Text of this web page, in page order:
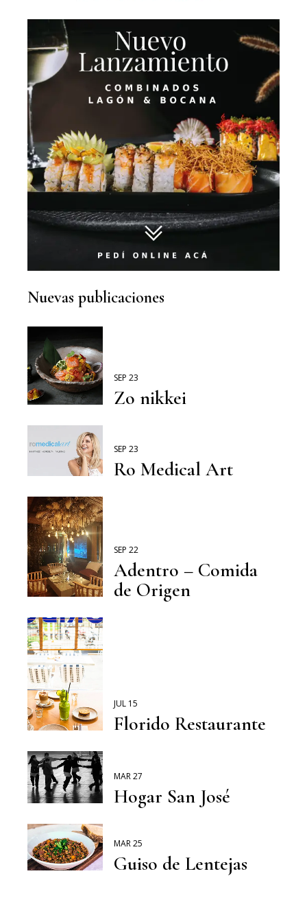
Nuevas publicaciones
SEP 23
Zo nikkei
SEP 23
Ro Medical Art
SEP 22
Adentro – Comida
de Origen
JUL 15
Florido Restaurante
MAR 27
Hogar San José
MAR 25
Guiso de Lentejas